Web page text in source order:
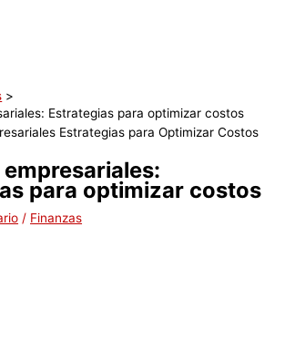
Estrategias para optimizar costos
para optimizar costos
/ Finanzas